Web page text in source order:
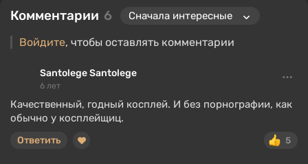
Комментарии 6
Войдите, чтобы оставлять комментарии
Santolege Santolege
6 лет
Качественный, годный косплей. И без порнографии, как
обычно у косплейщиц.
5
Ответить